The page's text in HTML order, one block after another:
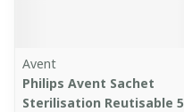
Avent
Philips Avent Sachet
Sterilisation Reutisable 5